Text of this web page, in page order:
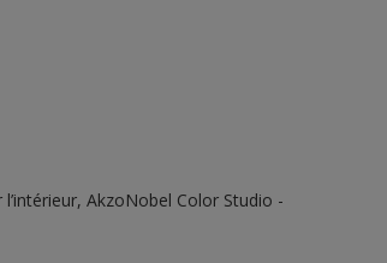
AkzoNobel Color Studio -